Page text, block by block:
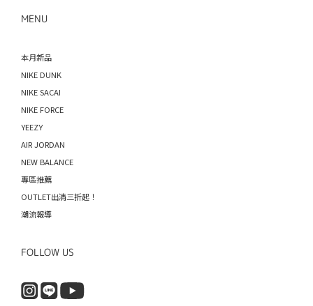
MENU
本月新品
NIKE DUNK
NIKE SACAI
NIKE FORCE
YEEZY
AIR JORDAN
NEW BALANCE
專區推薦
OUTLET出清三折起！
潮流報導
FOLLOW US